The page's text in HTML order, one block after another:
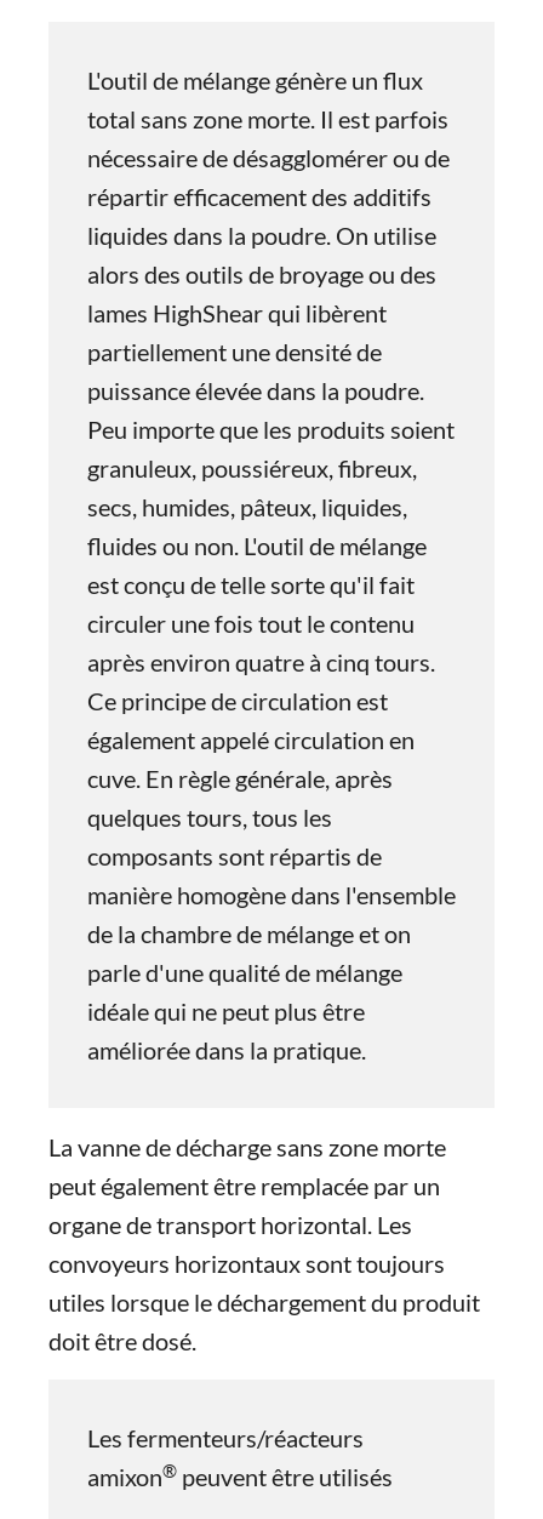
L'outil de mélange génère un flux
total sans zone morte. Il est parfois
nécessaire de désagglomérer ou de
répartir efficacement des additifs
liquides dans la poudre. On utilise
alors des outils de broyage ou des
lames HighShear qui libèrent
partiellement une densité de
puissance élevée dans la poudre.
Peu importe que les produits soient
granuleux, poussiéreux, fibreux,
secs, humides, pâteux, liquides,
fluides ou non. L'outil de mélange
est conçu de telle sorte qu'il fait
circuler une fois tout le contenu
après environ quatre à cinq tours.
Ce principe de circulation est
également appelé circulation en
cuve. En règle générale, après
quelques tours, tous les
composants sont répartis de
manière homogène dans l'ensemble
de la chambre de mélange et on
parle d'une qualité de mélange
idéale qui ne peut plus être
améliorée dans la pratique.
La vanne de décharge sans zone morte
peut également être remplacée par un
organe de transport horizontal. Les
convoyeurs horizontaux sont toujours
utiles lorsque le déchargement du produit
doit être dosé.
Les fermenteurs/réacteurs
amixon® peuvent être utilisés